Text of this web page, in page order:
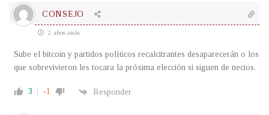
CONSEJO
2 años atrás
Sube el bitcoin y partidos políticos recalcitrantes desaparecerán o los
que sobrevivieron les tocara la próxima elección si siguen de necios.
3 -1 Responder